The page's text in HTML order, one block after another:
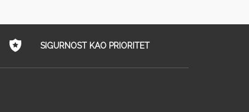
SIGURNOST KAO PRIORITET